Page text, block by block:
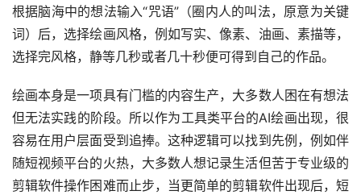
根据脑海中的想法输入“咒语”（圈内人的叫法，原意为关键
词）后，选择绘画风格，例如写实、像素、油画、素描等，
选择完风格，静等几秒或者几十秒便可得到自己的作品。
绘画本身是一项具有门槛的内容生产，大多数人困在有想法
但无法实践的阶段。所以作为工具类平台的AI绘画出现，很
容易在用户层面受到追捧。这种逻辑可以找到先例，例如伴
随短视频平台的火热，大多数人想记录生活但苦于专业级的
剪辑软件操作困难而止步，当更简单的剪辑软件出现后，短